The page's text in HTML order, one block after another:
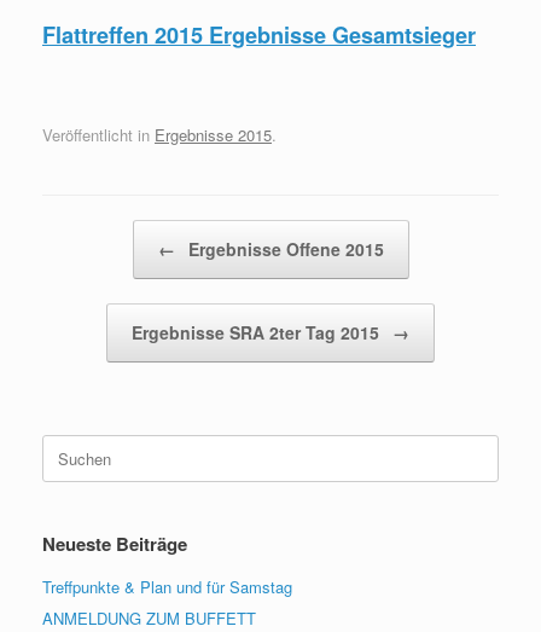
Flattreffen 2015 Ergebnisse Gesamtsieger
Veröffentlicht in Ergebnisse 2015.
← Ergebnisse Offene 2015
Ergebnisse SRA 2ter Tag 2015 →
Suchen
nach:
Neueste Beiträge
Treffpunkte & Plan und für Samstag
ANMELDUNG ZUM BUFFETT